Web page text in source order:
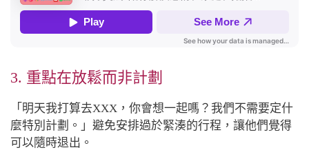
3. 重點在放鬆而非計劃
「明天我打算去XXX，你會想一起嗎？我們不需要定什
麼特別計劃。」避免安排過於緊湊的行程，讓他們覺得
可以隨時退出。